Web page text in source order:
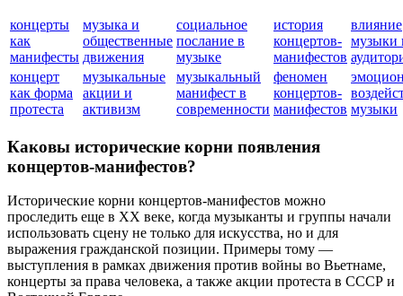
концерты
как
манифесты
музыка и
общественные
движения
социальное
послание в
музыке
история
концертов-
манифестов
влияние
музыки
концерт
как форма
протеста
музыкальные
акции и
активизм
музыкальный
манифест в
современности
феномен
концертов-
манифестов музыки
Каковы исторические корни появления
концертов-манифестов?
Исторические корни концертов-манифестов можно
проследить еще в XX веке, когда музыканты и группы начали
использовать сцену не только для искусства, но и для
выражения гражданской позиции. Примеры тому —
выступления в рамках движения против войны во Вьетнаме,
концерты за права человека, а также акции протеста в СССР и